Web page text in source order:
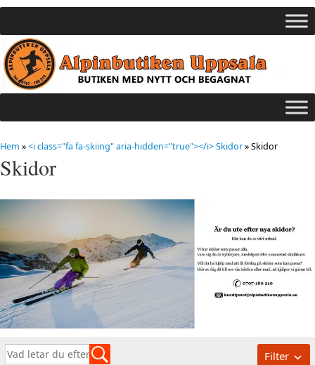
Hem »<i class="fa fa-skiing" aria-hidden="true"></i> Skidor»Skidor
Skidor
Filter